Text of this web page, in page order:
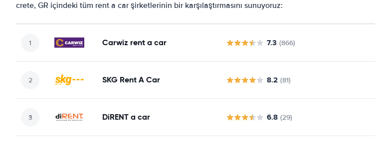
crete, GR içindeki tüm rent a car şirketlerinin bir karşılaştırmasını sunuyoruz:
Carwiz rent a car 7.3 (866)
SKG Rent A Car 8.2 (81)
DiRENT a car 6.8 (29)